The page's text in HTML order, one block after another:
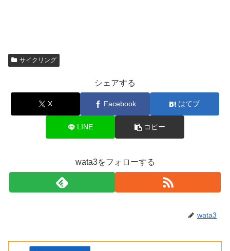
サイクリング
シェアする
X Facebook はてブ
LINE コピー
wata3をフォローする
wata3